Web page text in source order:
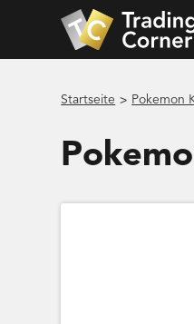
Startseite > Pokemon